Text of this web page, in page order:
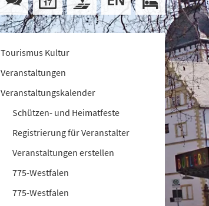
Tourismus Kultur
Veranstaltungen
Veranstaltungskalender
Schützen- und Heimatfeste
Registrierung für Veranstalter
Veranstaltungen erstellen
775-Westfalen
775-Westfalen